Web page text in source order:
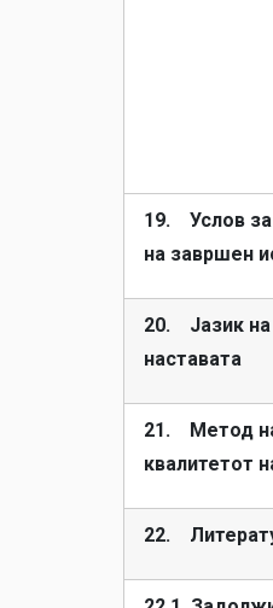
19. Услов за
на завршен
20. Јазик на
наставата
21. Метод
квалитетот
22.